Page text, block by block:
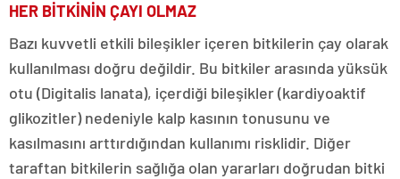
HER BİTKİNİN ÇAYI OLMAZ
Bazı kuvvetli etkili bileşikler içeren bitkilerin çay olarak
kullanılması doğru değildir. Bu bitkiler arasında yüksük
otu (Digitalis lanata), içerdiği bileşikler (kardiyoaktif
glikozitler) nedeniyle kalp kasının tonusunu ve
kasılmasını arttırdığından kullanımı risklidir. Diğer
taraftan bitkilerin sağlığa olan yararları doğrudan bitki